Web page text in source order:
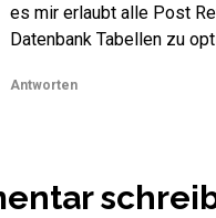
es mir erlaubt alle Post
Datenbank Tabellen zu
Antworten